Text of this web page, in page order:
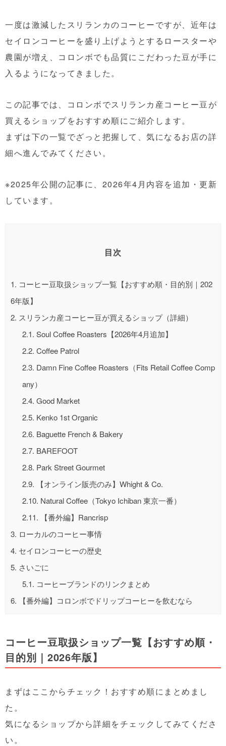
一度は激減したスリランカのコーヒーですが、近年は
セイロンコーヒーを盛り上げようとするロースターや
農園が増え、コロンボでも品質にこだわった豆が手に
入るようになってきました。
この記事では、コロンボでスリランカ産コーヒー豆が
買えるショップをおすすめ順にご紹介します。
まずは下の一覧でざっと把握して、気になるお店の詳
細へ進んでみてください。
※2025年公開の記事に、2026年4月内容を追加・更新
しています。
目次
1. コーヒー豆取扱ショップ一覧【おすすめ順・目的別｜202
6年版】
2. スリランカ産コーヒー豆が買えるショップ（詳細）
2.1. Soul Coffee Roasters【2026年4月追加】
2.2. Coffee Patrol
2.3. Damn Fine Coffee Roasters（Fits Retail Coffee Comp
any）
2.4. Good Market
2.5. Kenko 1st Organic
2.6. Baguette French & Bakery
2.7. BAREFOOT
2.8. Park Street Gourmet
2.9. 【オンライン販売のみ】Whight & Co.
2.10. Natural Coffee（Tokyo Ichiban 東京一番）
2.11. 【番外編】Rancrisp
3. ローカルのコーヒー事情
4. セイロンコーヒーの歴史
5. さいごに
5.1. コーヒーブランドのリンクまとめ
6. 【番外編】コロンボでドリップコーヒーを飲むなら
コーヒー豆取扱ショップ一覧【おすすめ順・
目的別｜2026年版】
まずはここからチェック！おすすめ順にまとめまし
た。
気になるショップから詳細をチェックしてみてくださ
い。